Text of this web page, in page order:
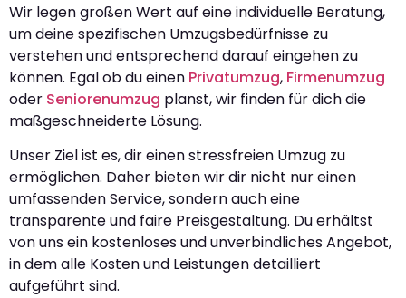
Wir legen großen Wert auf eine individuelle Beratung,
um deine spezifischen Umzugsbedürfnisse zu
verstehen und entsprechend darauf eingehen zu
können. Egal ob du einen Privatumzug, Firmenumzug
oder Seniorenumzug planst, wir finden für dich die
maßgeschneiderte Lösung.
Unser Ziel ist es, dir einen stressfreien Umzug zu
ermöglichen. Daher bieten wir dir nicht nur einen
umfassenden Service, sondern auch eine
transparente und faire Preisgestaltung. Du erhältst
von uns ein kostenloses und unverbindliches Angebot,
in dem alle Kosten und Leistungen detailliert
aufgeführt sind.